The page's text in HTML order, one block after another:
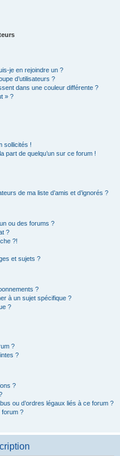
je en rejoindre un ?
d’utilisateurs ?
dans une couleur différente ?
» ?
sollicités !
part de quelqu’un sur ce forum !
de ma liste d’amis et d’ignorés ?
ou des forums ?
?
?!
et sujets ?
?
à un sujet spécifique ?
?
?
?
?
ou d’ordres légaux liés à ce forum ?
forum ?